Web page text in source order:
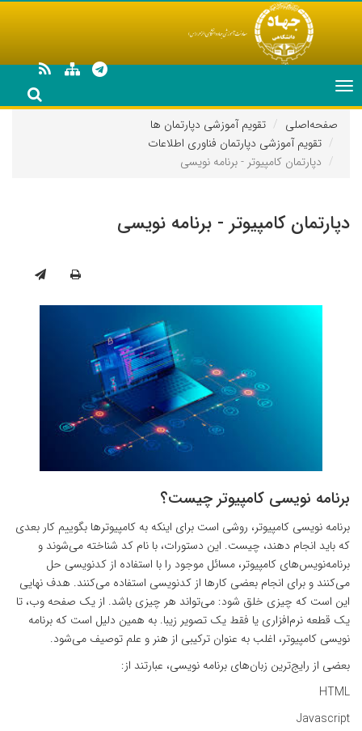
Toggle
navigation
صفحه‌اصلی
تقویم آموزشی دپارتمان ها
تقویم آموزشی دپارتمان فناوری اطلاعات
دپارتمان کامپیوتر - برنامه نویسی
دپارتمان کامپیوتر - برنامه نویسی
برنامه نویسی کامپیوتر چیست؟
برنامه نویسی کامپیوتر، روشی است برای اینکه به کامپیوترها بگوییم کار بعدی
که باید انجام دهند، چیست. این دستورات، با نام کد شناخته می‌شوند و
برنامه‌نویس‌های کامپیوتر، مسائل موجود را با استفاده از کدنویسی حل
می‌کنند و برای انجام بعضی کارها از کدنویسی استفاده می‌کنند. هدف نهایی
این است که چیزی خلق شود: می‌تواند هر چیزی باشد. از یک صفحه وب، تا
یک قطعه نرم‌افزاری یا فقط یک تصویر زیبا. به همین دلیل است که برنامه
نویسی کامپیوتر، اغلب به عنوان ترکیبی از هنر و علم توصیف می‌شود.
بعضی از رایج‌ترین زبان‌های برنامه نویسی، عبارتند از:
HTML
Javascript